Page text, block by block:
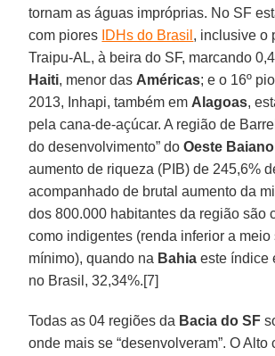
tornam as águas impróprias. No SF
com piores IDHs do Brasil , inclusive o
Traipu-AL, à beira do SF, marcando
Haiti, menor das Américas; e o 16º
2013, Inhapi, também em Alagoas,
pela cana-de-açúcar. A região de
do desenvolvimento” doOeste Baiano
aumento de riqueza (PIB) de 245,6%
acompanhado de brutal aumento da
dos 800.000 habitantes da região são
como indigentes (renda inferior a meio
mínimo), quando na Bahia este índice
no Brasil, 32,34%.[7]
Todas as 04 regiões da Bacia do SF
onde mais se “desenvolveram”. O Alto